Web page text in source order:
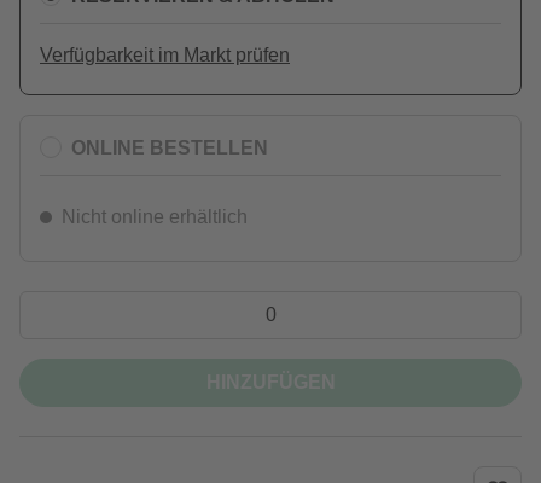
Verfügbarkeit im Markt prüfen
ONLINE BESTELLEN
Nicht online erhältlich